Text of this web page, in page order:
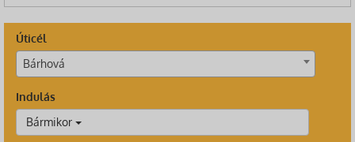
Úticél
Bárhová
Indulás
Bármikor